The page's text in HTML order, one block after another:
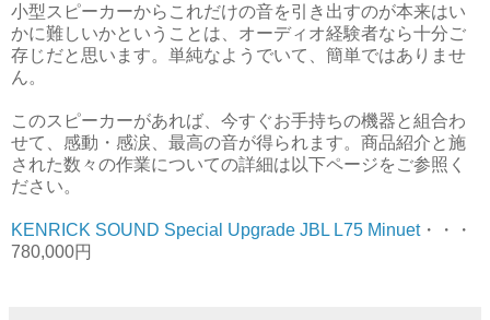
小型スピーカーからこれだけの音を引き出すのが本来はい
かに難しいかということは、オーディオ経験者なら十分ご
存じだと思います。単純なようでいて、簡単ではありませ
ん。
このスピーカーがあれば、今すぐお手持ちの機器と組合わ
せて、感動・感涙、最高の音が得られます。商品紹介と施
された数々の作業についての詳細は以下ページをご参照く
ださい。
KENRICK SOUND Special Upgrade JBL L75 Minuet・・・
780,000円